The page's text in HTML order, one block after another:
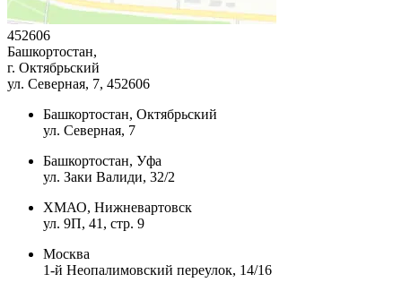
452606
Башкортостан,
г. Октябрьский
ул. Северная, 7, 452606
Башкортостан, Октябрьский
ул. Северная, 7
Башкортостан, Уфа
ул. Заки Валиди, 32/2
ХМАО, Нижневартовск
ул. 9П, 41, стр. 9
Москва
1-й Неопалимовский переулок, 14/16